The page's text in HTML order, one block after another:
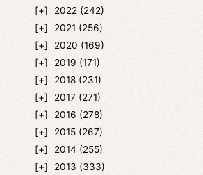
2022 (242)
2021 (256)
2020 (169)
2019 (171)
2018 (231)
2017 (271)
2016 (278)
2015 (267)
2014 (255)
2013 (333)